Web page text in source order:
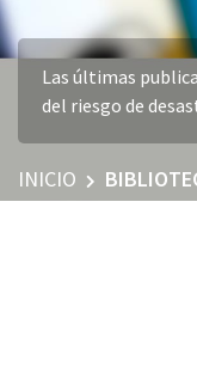
Las últimas
del riesgo de
INICIO